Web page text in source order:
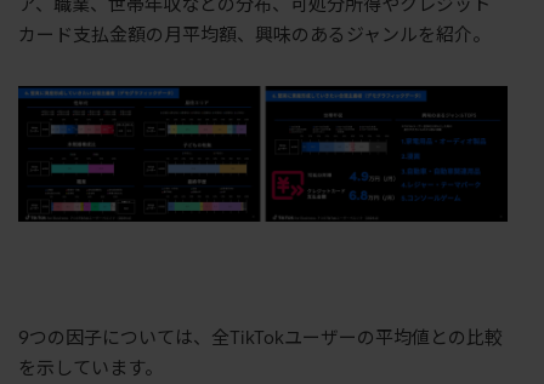
ア、職業、世帯年収などの分布、可処分所得やクレジット
カード支払金額の月平均額、興味のあるジャンルを紹介。
9つの因子については、全TikTokユーザーの平均値との比較
を示しています。